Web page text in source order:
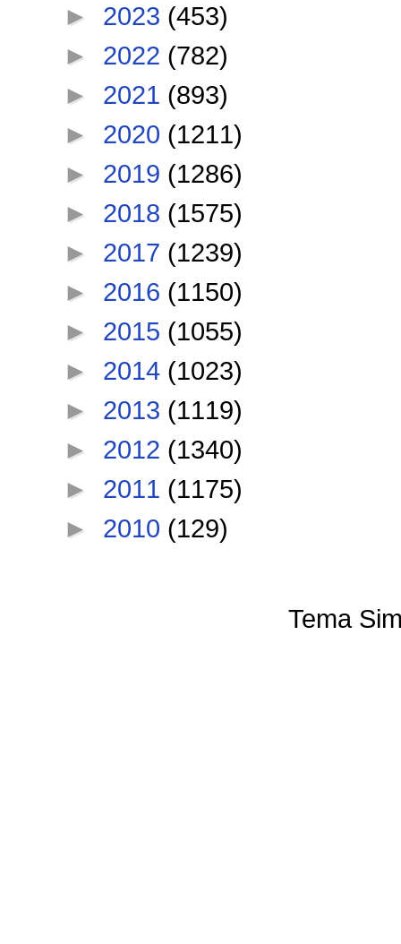
► 2023 (453)
► 2022 (782)
► 2021 (893)
► 2020 (1211)
► 2019 (1286)
► 2018 (1575)
► 2017 (1239)
► 2016 (1150)
► 2015 (1055)
► 2014 (1023)
► 2013 (1119)
► 2012 (1340)
► 2011 (1175)
► 2010 (129)
Tema